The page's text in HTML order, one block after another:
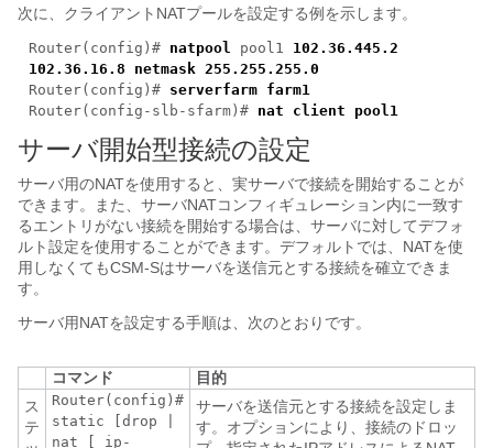
次に、クライアントNATプールを設定する例を示します。
Router(config)# natpool pool1 102.36.445.2
102.36.16.8 netmask 255.255.255.0
Router(config)# serverfarm farm1
Router(config-slb-sfarm)# nat client pool1
サーバ開始型接続の設定
サーバ用のNATを使用すると、実サーバで接続を開始することが
できます。また、サーバNATコンフィギュレーション内に一致す
るエントリがない接続を開始する場合は、サーバに対してデフォ
ルト設定を使用することができます。デフォルトでは、NATを使
用しなくてもCSM-Sはサーバを送信元とする接続を確立できま
す。
サーバ用NATを設定する手順は、次のとおりです。
コマンド
目的
ス
テ
Router(config)#
static [drop |
nat [ ip-
サーバを送信元とする接続を設定しま
す。オプションにより、接続のドロッ